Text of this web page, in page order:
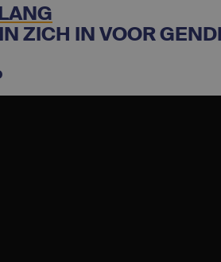
ZICH IN VOOR